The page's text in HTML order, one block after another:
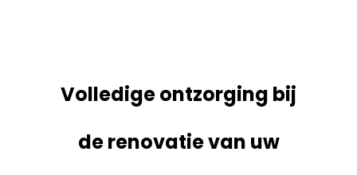
Volledige ontzorging bij
de renovatie van uw